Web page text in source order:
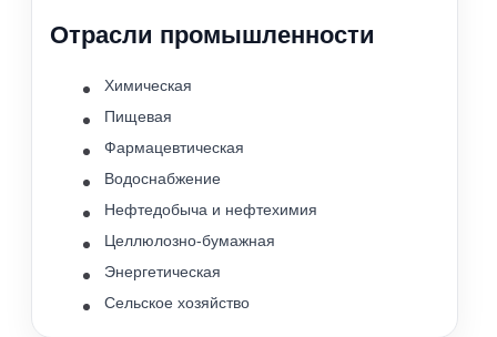
Отрасли промышленности
Химическая
Пищевая
Фармацевтическая
Водоснабжение
Нефтедобыча и нефтехимия
Целлюлозно-бумажная
Энергетическая
Сельское хозяйство